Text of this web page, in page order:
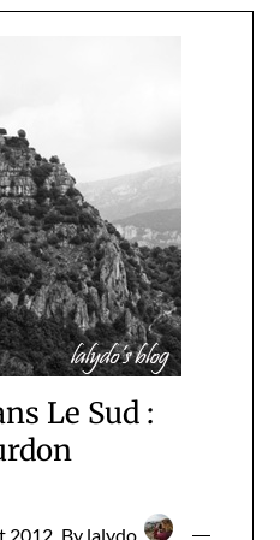
Le Sud :
2012 By lalydo